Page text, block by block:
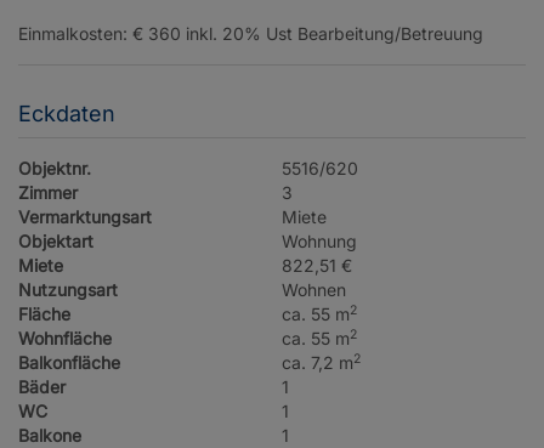
Einmalkosten: € 360 inkl. 20% Ust Bearbeitung/Betreuung
Eckdaten
Objektnr.
5516/620
Zimmer
3
Vermarktungsart
Miete
Objektart
Wohnung
Miete
822,51 €
Nutzungsart
Wohnen
Fläche
ca. 55 m2
Wohnfläche ca. 55 m2
Balkonfläche ca. 7,2 m2
Bäder
1
WC
1
Balkone
1